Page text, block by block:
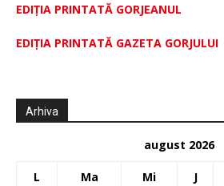
EDIȚIA PRINTATĂ GORJEANUL
EDIŢIA PRINTATĂ GAZETA GORJULUI
Arhiva
august 2026
L Ma Mi J